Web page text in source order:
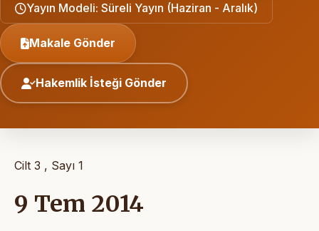
Yayın Modeli: Süreli Yayın (Haziran - Aralık)
Makale Gönder
Hakemlik İsteği Gönder
Cilt 3 , Sayı 1
9 Tem 2014